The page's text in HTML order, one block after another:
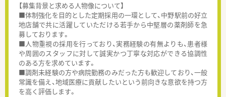
【募集背景と求める人物像について】
■体制強化を目的とした定期採用の一環として、中野駅前の好立
地店舗で共に活躍していただける若手から中堅層の薬剤師を急
募しております。
■人物重視の採用を行っており、実務経験の有無よりも、患者様
や周囲のスタッフに対して誠実かつ丁寧な対応ができる協調性
のある方を求めています。
■調剤未経験の方や病院勤務のみだった方も歓迎しており、一般
常識を備え、地域医療に貢献したいという前向きな意欲を持つ方
を高く評価します。